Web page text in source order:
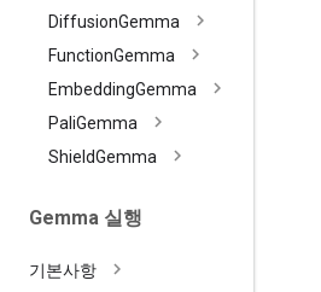
DiffusionGemma
FunctionGemma
EmbeddingGemma
PaliGemma
ShieldGemma
Gemma 실행
기본사항